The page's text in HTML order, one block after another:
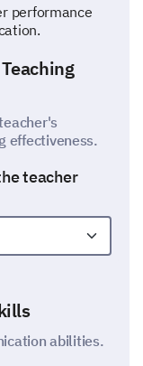
performance
effectiveness.
teacher
abilities.